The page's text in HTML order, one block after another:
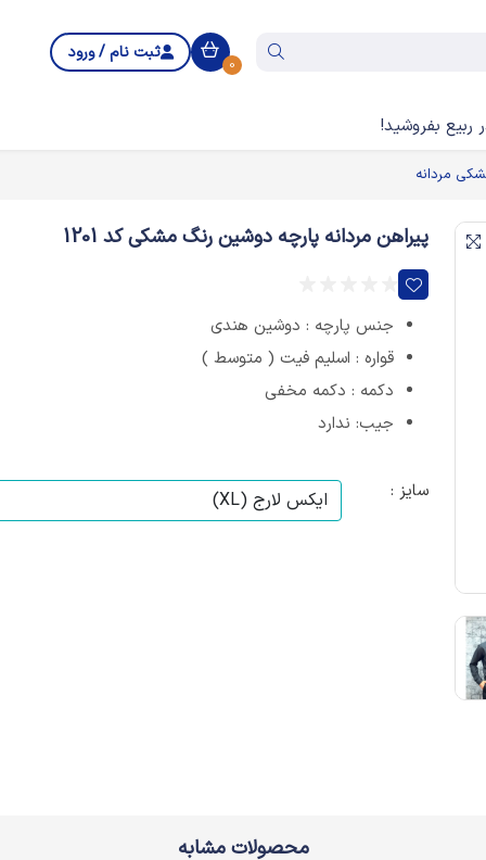
0
ثبت نام / ورود
ربیع بفروشید!
مردانه
پیراهن مردانه پارچه دوشین رنگ مشکی کد 1201
جنس پارچه : دوشین هندی
قواره : اسلیم فیت ( متوسط )
دکمه : دکمه مخفی
جیب: ندارد
سایز :
محصولات مشابه